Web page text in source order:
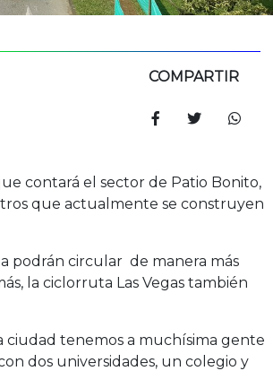
COMPARTIR
contará el sector de Patio Bonito,
que actualmente se construyen
podrán circular de manera más
la ciclorruta Las Vegas también
ciudad tenemos a muchísima gente
dos universidades, un colegio y